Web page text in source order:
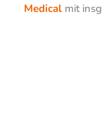
Medicalmit